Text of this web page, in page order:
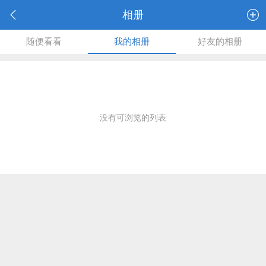
相册
随便看看 我的相册 好友的相册
没有可浏览的列表